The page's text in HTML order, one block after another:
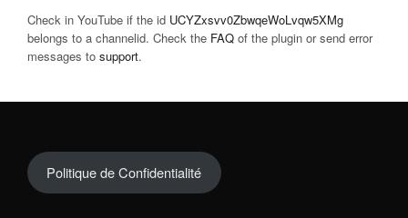
Check in YouTube if the id UCYZxsvv0ZbwqeWoLvqw5XMg
belongs to a channelid. Check the FAQ of the plugin or send error
messages to support.
Politique de Confidentialité